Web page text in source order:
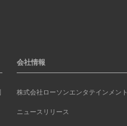
会社情報
株式会社ローソンエンタテインメント
ニュースリリース